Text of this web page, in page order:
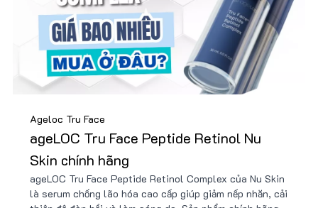
Ageloc Tru Face
ageLOC Tru Face Peptide Retinol Nu
Skin chính hãng
ageLOC Tru Face Peptide Retinol Complex của Nu Skin
là serum chống lão hóa cao cấp giúp giảm nếp nhăn, cải